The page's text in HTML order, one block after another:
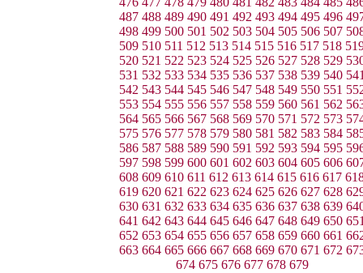
487 488 489 490 491 492 493 494 495 496
498 499 500 501 502 503 504 505 506 507
509 510 511 512 513 514 515 516 517 518
520 521 522 523 524 525 526 527 528 529
531 532 533 534 535 536 537 538 539 540
542 543 544 545 546 547 548 549 550 551
553 554 555 556 557 558 559 560 561 562
564 565 566 567 568 569 570 571 572 573
575 576 577 578 579 580 581 582 583 584
586 587 588 589 590 591 592 593 594 595
597 598 599 600 601 602 603 604 605 606
608 609 610 611 612 613 614 615 616 617
619 620 621 622 623 624 625 626 627 628
630 631 632 633 634 635 636 637 638 639
641 642 643 644 645 646 647 648 649 650
652 653 654 655 656 657 658 659 660 661
663 664 665 666 667 668 669 670 671 672
674 675 676 677 678 679